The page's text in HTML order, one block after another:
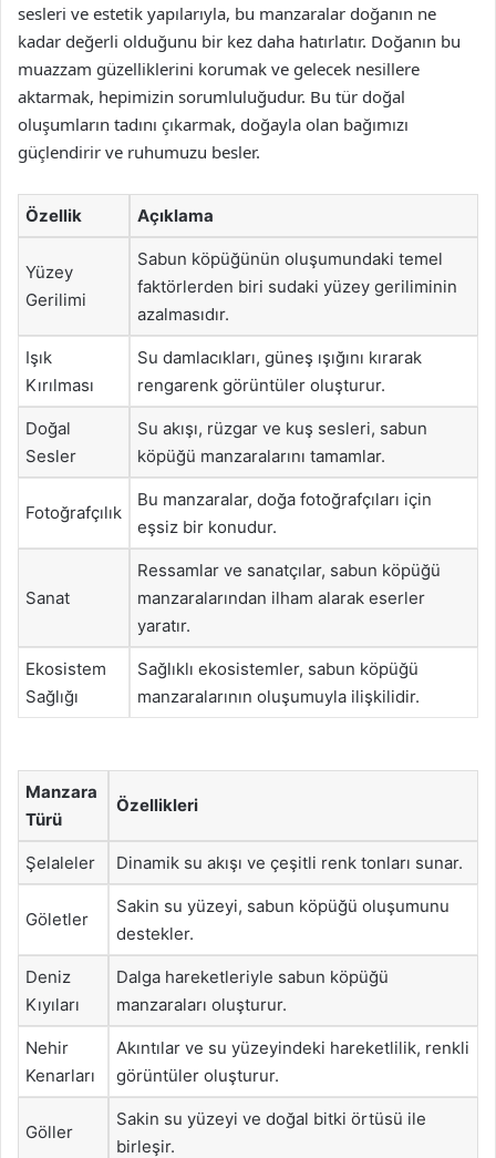
sesleri ve estetik yapılarıyla, bu manzaralar doğanın ne
kadar değerli olduğunu bir kez daha hatırlatır. Doğanın bu
muazzam güzelliklerini korumak ve gelecek nesillere
aktarmak, hepimizin sorumluluğudur. Bu tür doğal
oluşumların tadını çıkarmak, doğayla olan bağımızı
güçlendirir ve ruhumuzu besler.
Özellik Açıklama
Yüzey
Gerilimi
Sabun köpüğünün oluşumundaki temel
faktörlerden biri sudaki yüzey geriliminin
azalmasıdır.
Işık
Kırılması
Su damlacıkları, güneş ışığını kırarak
rengarenk görüntüler oluşturur.
Doğal
Sesler
Su akışı, rüzgar ve kuş sesleri, sabun
köpüğü manzaralarını tamamlar.
Fotoğrafçılık
Bu manzaralar, doğa fotoğrafçıları için
eşsiz bir konudur.
Sanat
Ressamlar ve sanatçılar, sabun köpüğü
manzaralarından ilham alarak eserler
yaratır.
Ekosistem
Sağlığı
Sağlıklı ekosistemler, sabun köpüğü
manzaralarının oluşumuyla ilişkilidir.
Manzara
Türü
Özellikleri
Şelaleler Dinamik su akışı ve çeşitli renk tonları sunar.
Göletler
Sakin su yüzeyi, sabun köpüğü oluşumunu
destekler.
Deniz
Kıyıları
Dalga hareketleriyle sabun köpüğü
manzaraları oluşturur.
Nehir
Kenarları
Akıntılar ve su yüzeyindeki hareketlilik, renkli
görüntüler oluşturur.
Göller
Sakin su yüzeyi ve doğal bitki örtüsü ile
birleşir.